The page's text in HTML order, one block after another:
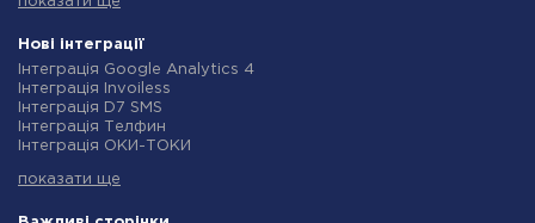
Інтеграція Gmail
Інтеграція Rozetka
Інтеграція OpenAI (ChatGPT)
Інтеграція Binotel
Інтеграція Prom
Інтеграція Приват24
Інтеграція OLX
Інтеграція SendPulse
Інтеграція Stream Telecom
Нові інтеграції
Інтеграція Google Analytics 4
Інтеграція Invoiless
Інтеграція D7 SMS
Інтеграція Телфин
Інтеграція ОКИ-ТОКИ
Інтеграція Microsoft Dynamics 365
показати ще